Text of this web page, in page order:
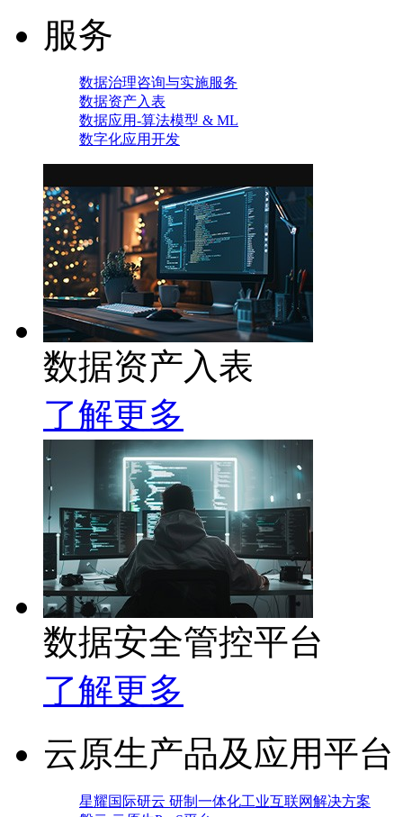
服务
数据治理咨询与实施服务
数据资产入表
数据应用-算法模型 & ML
数字化应用开发
数据资产入表
了解更多
数据安全管控平台
了解更多
云原生产品及应用平台
星耀国际研云 研制一体化工业互联网解决方案